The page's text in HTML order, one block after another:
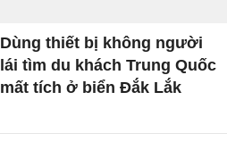
Dùng thiết bị không người
lái tìm du khách Trung Quốc
mất tích ở biển Đắk Lắk